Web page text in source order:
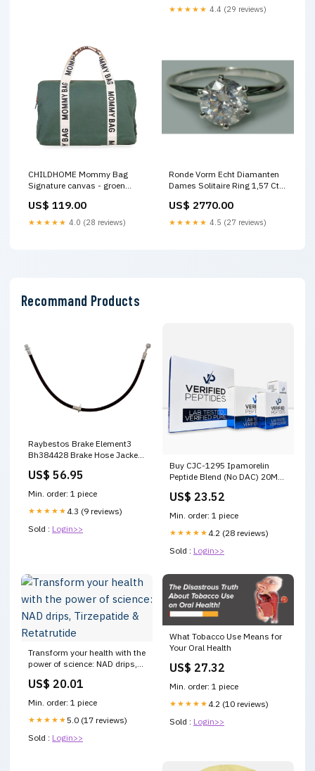
★★★★★ 4.4 (29 reviews)
CHILDHOME Mommy Bag
Signature canvas - groen
US$ 119.00
★★★★★ 4.0 (28 reviews)
Ronde Vorm Echt Diamanten
Dames Solitaire Ring 1,57 Ct.
US$ 2770.00
★★★★★ 4.5 (27 reviews)
Recommand Products
Raybestos Brake Element3
Bh384428 Brake Hose Jackets
US$ 56.95
Min. order: 1 piece
★★★★★ 4.3 (9 reviews)
Sold : Login>>
Buy CJC-1295 Ipamorelin
Peptide Blend (No DAC) 20MG
US$ 23.52
Min. order: 1 piece
★★★★★ 4.2 (28 reviews)
Sold : Login>>
Transform your health with the
power of science: NAD drips,
US$ 20.01
Min. order: 1 piece
★★★★★5.0 (17 reviews)
Sold : Login>>
What Tobacco Use Means for
Your Oral Health
US$ 27.32
Min. order: 1 piece
★★★★★ 4.2 (10 reviews)
Sold : Login>>